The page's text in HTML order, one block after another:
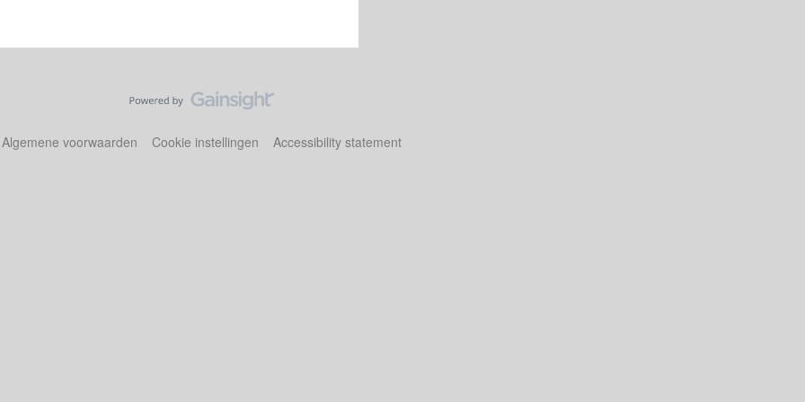
Algemene voorwaarden Cookie instellingen Accessibility statement